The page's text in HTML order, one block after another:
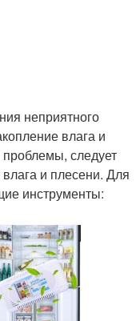
неприятного
влага и
проблемы, следует
и плесени. Для
инструменты: